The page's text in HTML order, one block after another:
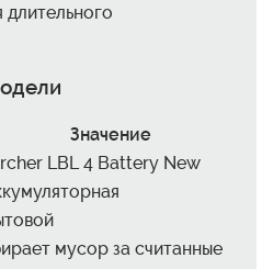
длительного
Значение
LBL 4 Battery New
мусор за считанные